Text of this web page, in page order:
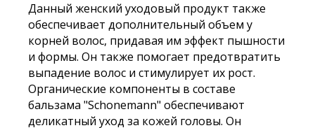
Данный женский уходовый продукт также
обеспечивает дополнительный объем у
корней волос, придавая им эффект пышности
и формы. Он также помогает предотвратить
выпадение волос и стимулирует их рост.
Органические компоненты в составе
бальзама "Schonemann" обеспечивают
деликатный уход за кожей головы. Он